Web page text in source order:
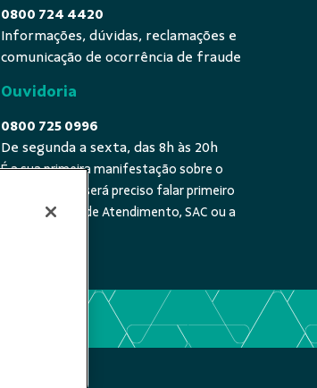
0800 724 4420
Informações, dúvidas, reclamações e
comunicação de ocorrência de fraude
Ouvidoria
0800 725 0996
De segunda a sexta, das 8h às 20h
É a sua primeira manifestação sobre o
tema? Se sim, será preciso falar primeiro
com a Central de Atendimento, SAC ou a